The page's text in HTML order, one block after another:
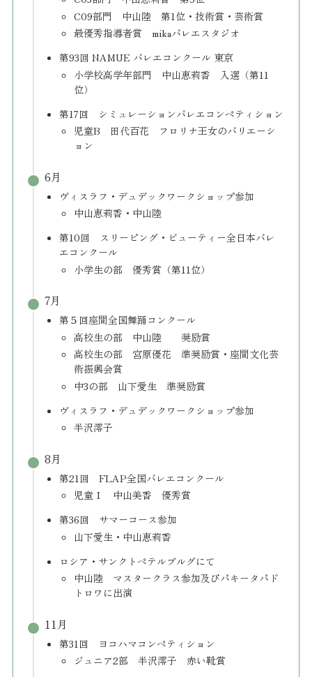
C09部門 中山陸 第1位・技術賞・芸術賞
最優秀指導者賞 mikaバレエスタジオ
第93回 NAMUE バレエコンクール 東京
小学校高学年部門 中山恵莉香 入選（第11
位）
第17回 シミュレーションバレエコンペティション
児童B 田代百花 フロリナ王女のバリエーシ
ョン
6月
ヴィスラフ・デュデックワークショップ参加
中山恵莉香・中山陸
第10回 スリーピング・ビューティー全日本バレ
エコンクール
小学生の部 優秀賞（第11位）
7月
第５回座間全国舞踊コンクール
高校生の部 中山陸 奨励賞
高校生の部 宮原優花 準奨励賞・座間文化芸
術振興会賞
中3の部 山下愛生 準奨励賞
ヴィスラフ・デュデックワークショップ参加
半沢澪子
8月
第21回 FLAP全国バレエコンクール
児童Ⅰ 中山美香 優秀賞
第36回 サマーコース参加
山下愛生・中山恵莉香
ロシア・サンクトペテルブルグにて
中山陸 マスタークラス参加及びパキータパド
トロワに出演
11月
第31回 ヨコハマコンペティション
ジュニア2部 半沢澪子 赤い靴賞